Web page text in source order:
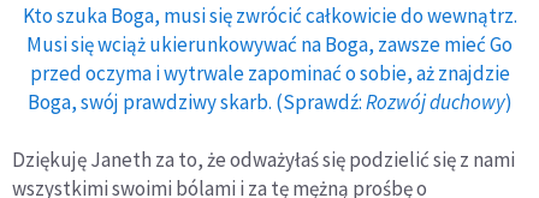
Kto szuka Boga, musi się zwrócić całkowicie do wewnątrz.
Musi się wciąż ukierunkowywać na Boga, zawsze mieć Go
przed oczyma i wytrwale zapominać o sobie, aż znajdzie
Boga, swój prawdziwy skarb. (Sprawdź:Rozwój duchowy)
Dziękuję Janeth za to, że odważyłaś się podzielić się z nami
wszystkimi swoimi bólami i za tę mężną prośbę o